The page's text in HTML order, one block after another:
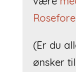
(Er du
ønsker